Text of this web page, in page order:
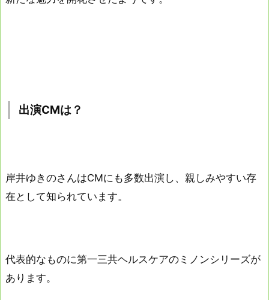
出演CMは？
岸井ゆきのさんはCMにも多数出演し、親しみやすい存
在として知られています。
代表的なものに第一三共ヘルスケアのミノンシリーズが
あります。